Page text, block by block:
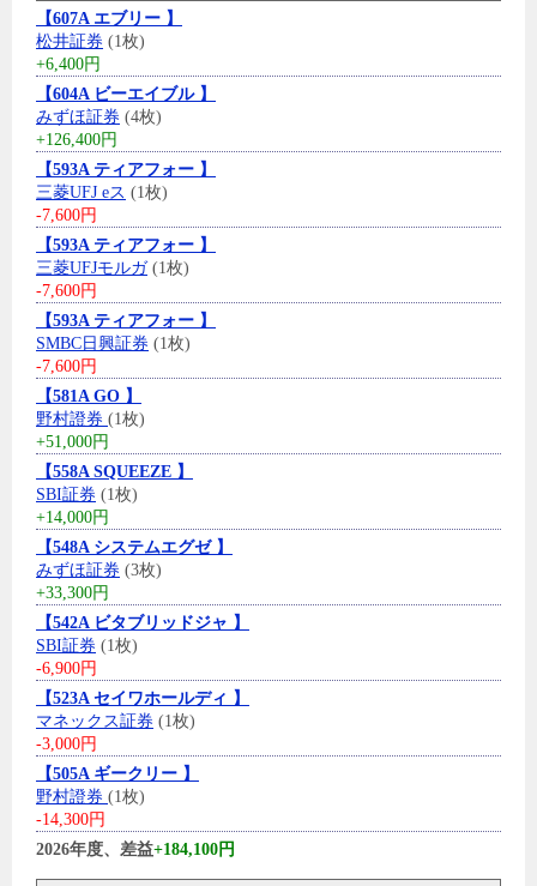
【607A エブリー 】
松井証券 (1枚)
+6,400円
【604A ビーエイブル 】
みずほ証券 (4枚)
+126,400円
【593A ティアフォー 】
三菱UFJ eス (1枚)
-7,600円
【593A ティアフォー 】
三菱UFJモルガ(1枚)
-7,600円
【593A ティアフォー 】
SMBC日興証券 (1枚)
-7,600円
【581A GO 】
野村證券 (1枚)
+51,000円
【558A SQUEEZE 】
SBI証券 (1枚)
+14,000円
【548A システムエグゼ 】
みずほ証券 (3枚)
+33,300円
【542A ビタブリッドジャ 】
SBI証券 (1枚)
-6,900円
【523A セイワホールディ 】
マネックス証券 (1枚)
-3,000円
【505A ギークリー 】
野村證券 (1枚)
-14,300円
2026年度、差益+184,100円